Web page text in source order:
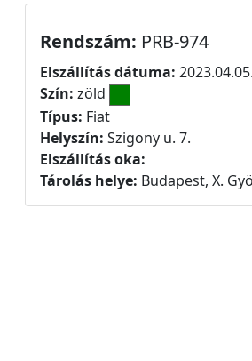
Rendszám: PRB-974
Elszállítás dátuma:
Szín: zöld
Típus: Fiat
Helyszín: Szigony u. 7.
Elszállítás oka:
Tárolás helye: Budapest, X.